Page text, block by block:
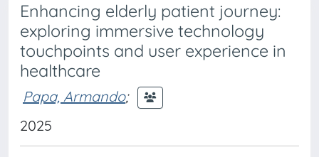
Enhancing elderly patient journey:
exploring immersive technology
touchpoints and user experience in
healthcare
Papa, Armando;
2025